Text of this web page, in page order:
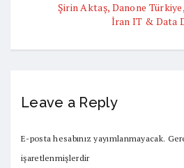
Şirin Aktaş, Danone
İran IT & Data
Leave a Reply
E-posta hesabınız yayımlanmayacak.
işaretlenmişlerdir